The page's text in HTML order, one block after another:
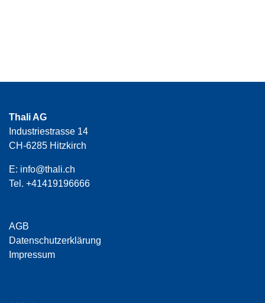
Thali AG
Industriestrasse 14
CH-6285 Hitzkirch
E: info@thali.ch
Tel. +41419196666
AGB
Datenschutzerklärung
Impressum